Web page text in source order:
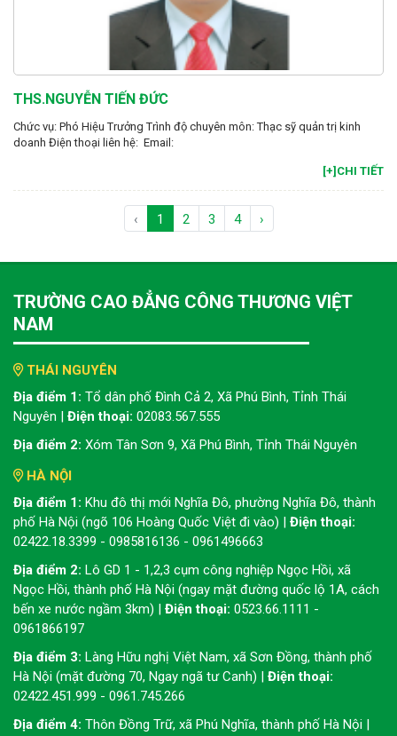
THS.NGUYỄN TIẾN ĐỨC
Chức vụ: Phó Hiệu Trưởng Trình độ chuyên môn: Thạc sỹ quản trị kinh
doanh Điện thoại liên hệ: Email:
[+]CHI TIẾT
‹ 1 2 3 4 ›
TRƯỜNG CAO ĐẲNG CÔNG THƯƠNG VIỆT
NAM
THÁI NGUYÊN
Địa điểm 1: Tổ dân phố Đình Cả 2, Xã Phú Bình, Tỉnh Thái
Nguyên | Điện thoại: 02083.567.555
Địa điểm 2: Xóm Tân Sơn 9, Xã Phú Bình, Tỉnh Thái Nguyên
HÀ NỘI
Địa điểm 1: Khu đô thị mới Nghĩa Đô, phường Nghĩa Đô, thành
phố Hà Nội (ngõ 106 Hoàng Quốc Việt đi vào) | Điện thoại:
02422.18.3399 - 0985816136 - 0961496663
Địa điểm 2: Lô GD 1 - 1,2,3 cụm công nghiệp Ngọc Hồi, xã
Ngọc Hồi, thành phố Hà Nội (ngay mặt đường quốc lộ 1A, cách
bến xe nước ngầm 3km) | Điện thoại: 0523.66.1111 -
0961866197
Địa điểm 3: Làng Hữu nghị Việt Nam, xã Sơn Đồng, thành phố
Hà Nội (mặt đường 70, Ngay ngã tư Canh) | Điện thoại:
02422.451.999 - 0961.745.266
Địa điểm 4: Thôn Đồng Trữ, xã Phú Nghĩa, thành phố Hà Nội |